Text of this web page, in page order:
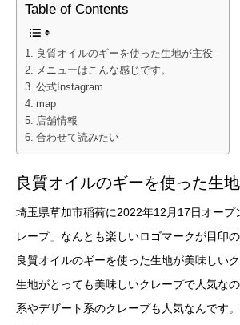
Table of Contents
良質オイルのギーを使った生地が主役
メニューはこんな感じです。
公式Instagram
map
店舗情報
合わせて読みたい
良質オイルのギーを使った生
埼玉県草加市稲荷に2022年12月17日オープ
レープ」なんとも楽しいロゴマークが目印
良質オイルのギーを使った生地が美味しい
生地がとっても美味しいクレープで人気な
系やデザート系のクレープも人気なんです